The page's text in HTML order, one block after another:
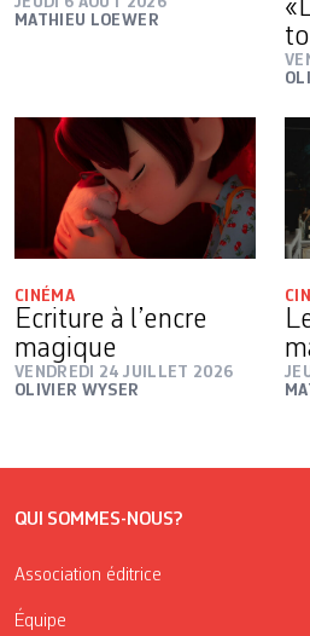
MATHIEU LOEWER
CINÉMA
Ecriture à l’encre
magique
VENDREDI 24 JUILLET 2026
OLIVIER WYSER
QUI SOMMES-NOUS?
Association éditrice
Équipe